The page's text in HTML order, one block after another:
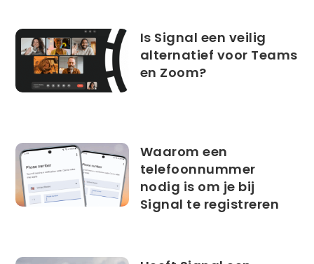
Is Signal een veilig
alternatief voor Teams
en Zoom?
Waarom een
telefoonnummer
nodig is om je bij
Signal te registreren